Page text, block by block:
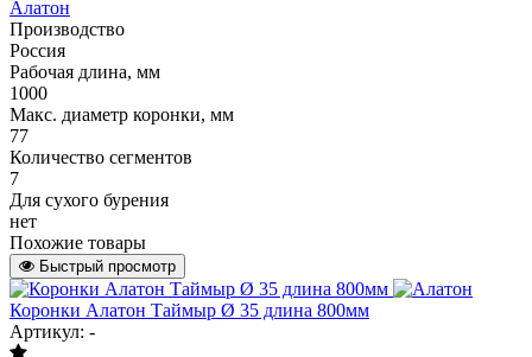
Алатон
Производство
Россия
Рабочая длина, мм
1000
Макс. диаметр коронки, мм
77
Количество сегментов
7
Для сухого бурения
нет
Похожие товары
Быстрый просмотр
Коронки Алатон Таймыр Ø 35 длина 800мм
Артикул: -